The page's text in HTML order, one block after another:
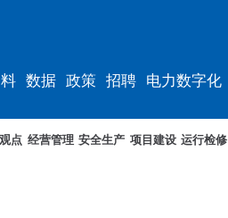
数据 政策 招聘 电力数字化
点 经营管理 安全生产 项目建设 运行检修